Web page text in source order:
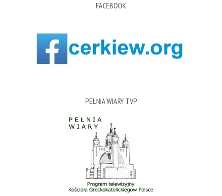
FACEBOOK
PEŁNIA WIARY TVP